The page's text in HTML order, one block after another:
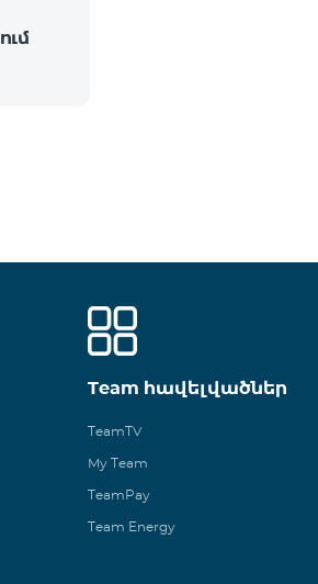
Team հավելվածներ
TeamTV
My Team
TeamPay
Team Energy